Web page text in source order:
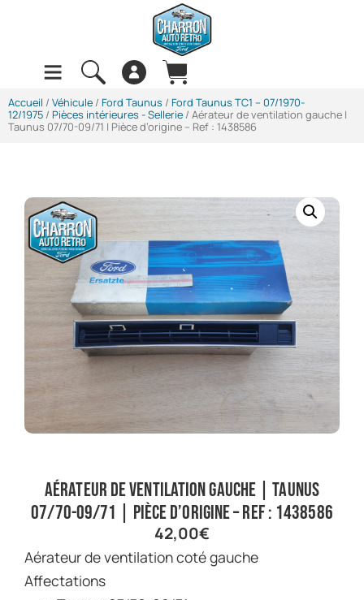
Accueil / Véhicule / Ford Taunus / Ford Taunus TC1 -- 07/1970-
12/1975 / Pièces intérieures - Sellerie / Aérateur de ventilation gauche |
Taunus 07/70-09/71 | Pièce d’origine – Ref : 1438586
Aérateur de ventilation gauche | Taunus
07/70-09/71 | Pièce d’origine – Ref : 1438586
42,00€
Aérateur de ventilation coté gauche
Affectations